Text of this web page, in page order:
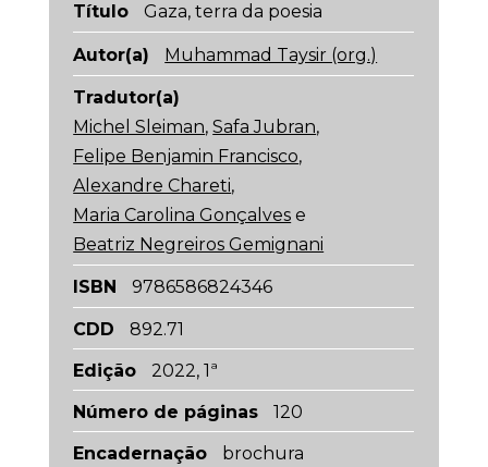
Título Gaza, terra da poesia
Autor(a) Muhammad Taysir (org.)
Tradutor(a)
Michel Sleiman, Safa Jubran,
Felipe Benjamin Francisco,
Alexandre Chareti,
Maria Carolina Gonçalves e
Beatriz Negreiros Gemignani
ISBN 9786586824346
CDD
892.71
Edição
2022, 1ª
Número de páginas
120
Encadernação
brochura